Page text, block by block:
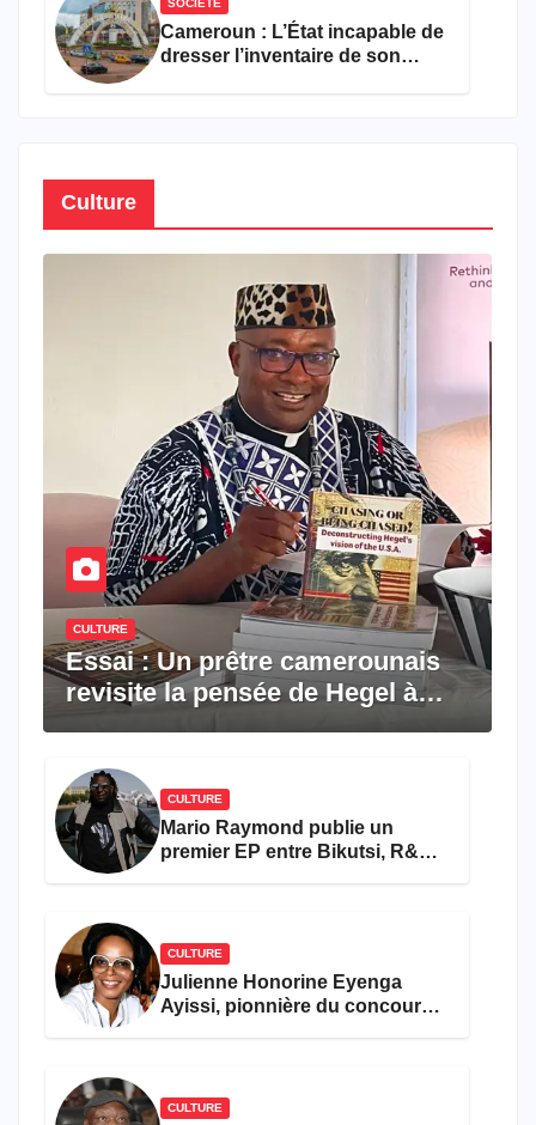
SOCIÉTÉ
Cameroun : L’État incapable de
dresser l’inventaire de son
Culture
CULTURE
Essai : Un prêtre camerounais
revisite la pensée de Hegel à
travers le rêve américain
CULTURE
Mario Raymond publie un
premier EP entre Bikutsi, R&B
CULTURE
Julienne Honorine Eyenga
Ayissi, pionnière du concours
CULTURE